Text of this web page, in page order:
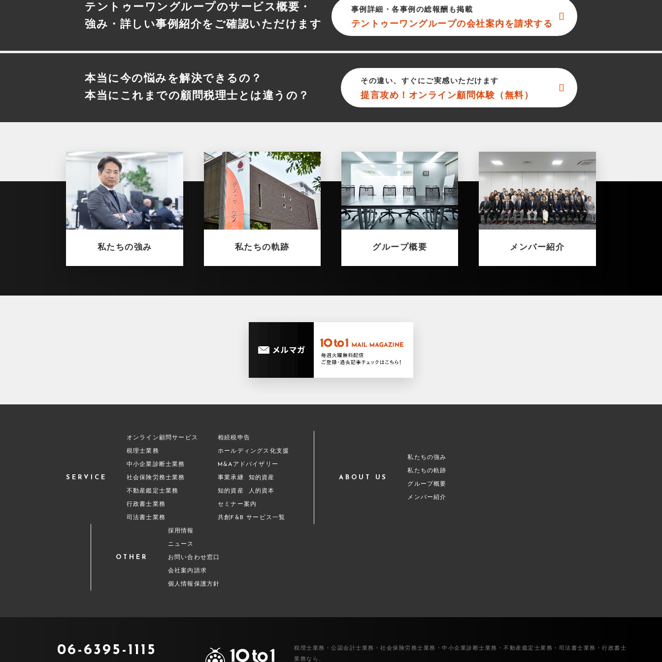
テントゥーワングループのサービス概要・
強み・詳しい事例紹介をご確認いただけます
事例詳細・各事例の総報酬も掲載
テントゥーワングループの会社案内を請求する
本当に今の悩みを解決できるの？
本当にこれまでの顧問税理士とは違うの？
その違い、すぐにご実感いただけます
提言攻め！オンライン顧問体験（無料）
私たちの強み 私たちの軌跡 グループ概要 メンバー紹介
SERVICE
オンライン顧問サービス
税理士業務
中小企業診断士業務
社会保険労務士業務
不動産鑑定士業務
行政書士業務
司法書士業務
相続税申告
ホールディングス化支援
M&Aアドバイザリー
事業承継 知的資産
知的資産 人的資本
セミナー案内
共創F&B サービス一覧
ABOUT US
私たちの強み
私たちの軌跡
グループ概要
メンバー紹介
OTHER
採用情報
ニュース
お問い合わせ窓口
会社案内請求
個人情報保護方針
06-6395-1115
税理士業務・公認会計士業務・社会保険労務士業務・中小企業診断士業務・不動産鑑定士業務・司法書士業務・行政書士
業務なら、